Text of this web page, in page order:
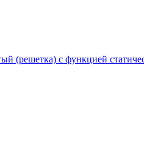
(решетка) с функцией